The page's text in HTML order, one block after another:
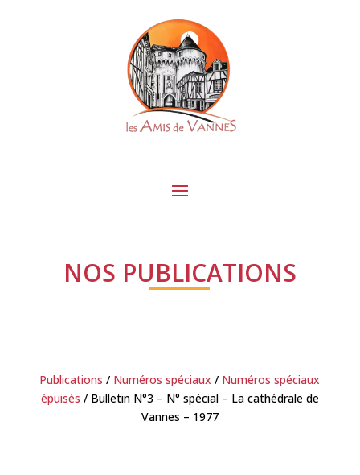
NOS PUBLICATIONS
Publications / Numéros spéciaux / Numéros spéciaux
épuisés / Bulletin N°3 – N° spécial – La cathédrale de
Vannes – 1977